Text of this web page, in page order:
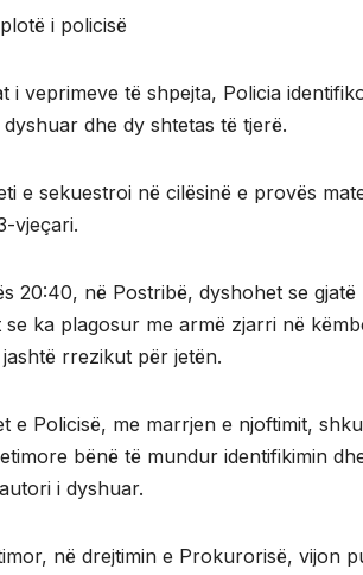
i policisë
i veprimeve të shpejta, Policia
dhe dy shtetas të tjerë.
e sekuestroi në cilësinë e provës
vjeçari.
20:40, në Postribë, dyshohet se
se ka plagosur me armë zjarri në
rrezikut për jetën.
e Policisë, me marrjen e njoftimit,
bënë të mundur identifikimin
i dyshuar.
në drejtimin e Prokurorisë, vijon